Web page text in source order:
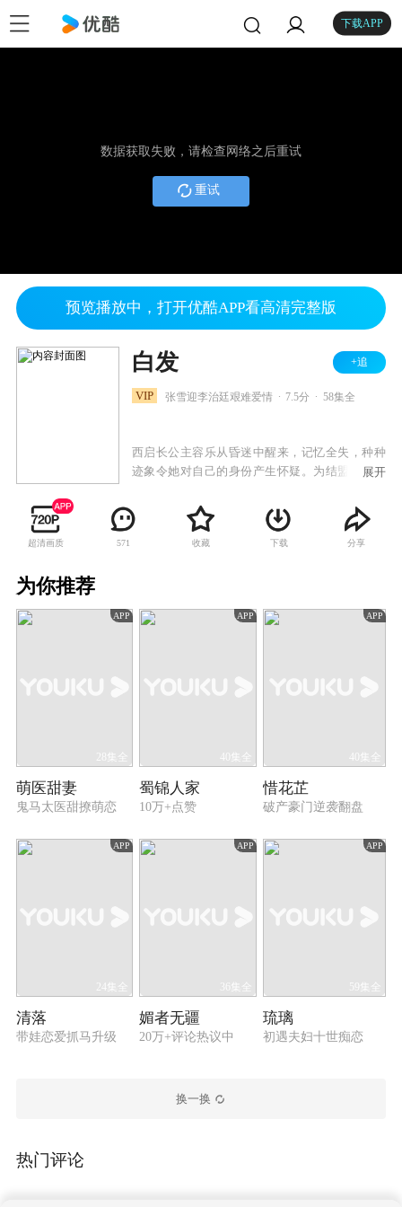
下载APP
数据获取失败，请检查网络之后重试
重试
预览播放中，打开优酷APP看高清完整版
白发 +追
VIP 张雪迎李治廷艰难爱情 7.5分 58集全
西启长公主容乐从昏迷中醒来，记忆全失，种种
迹象令她对自己的身份产生怀疑。为结盟北临，
乐化名茶楼掌柜漫夭，秘密寻找秦家遗落的治世
奇书，和无忧不打不相识。不知其真实身份的无
忧对漫夭心生爱慕。当找到奇书之时，王兄容齐
无忧的亲兄弟，而她自己则是秦家遗于世的女儿
展开
超清画质 571 收藏 下载 分享
为你推荐
APP
28集全
萌医甜妻
鬼马太医甜撩萌恋
APP
40集全
蜀锦人家
10万+点赞
APP
40集全
惜花芷
破产豪门逆袭翻盘
APP
24集全
清落
带娃恋爱抓马升级
APP
36集全
媚者无疆
20万+评论热议中
APP
59集全
琉璃
初遇夫妇十世痴恋
换一换
热门评论